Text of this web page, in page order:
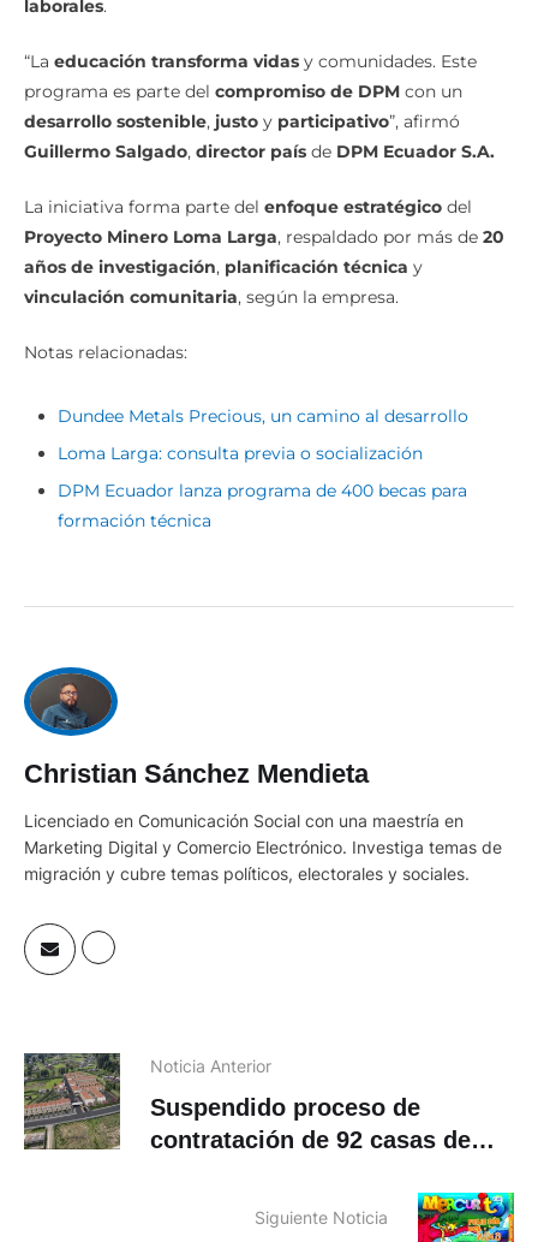
laborales.
“La educación transforma vidas y comunidades. Este
programa es parte del compromiso de DPM con un
desarrollo sostenible, justo y participativo”, afirmó
Guillermo Salgado, director país de DPM Ecuador S.A.
La iniciativa forma parte del enfoque estratégico del
Proyecto Minero Loma Larga, respaldado por más de 20
años de investigación, planificación técnica y
vinculación comunitaria, según la empresa.
Notas relacionadas:
Dundee Metals Precious, un camino al desarrollo
Loma Larga: consulta previa o socialización
DPM Ecuador lanza programa de 400 becas para
formación técnica
Christian Sánchez Mendieta
Licenciado en Comunicación Social con una maestría en
Marketing Digital y Comercio Electrónico. Investiga temas de
migración y cubre temas políticos, electorales y sociales.
Noticia Anterior
Suspendido proceso de
contratación de 92 casas de
Siguiente Noticia